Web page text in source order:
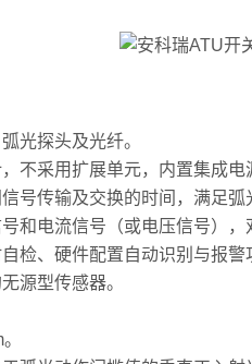
探头及光纤。
采用扩展单元，内置集成电
号传输及交换的时间，满足弧
电流信号（或电压信号），
、硬件配置自动识别与报警
源型传感器。